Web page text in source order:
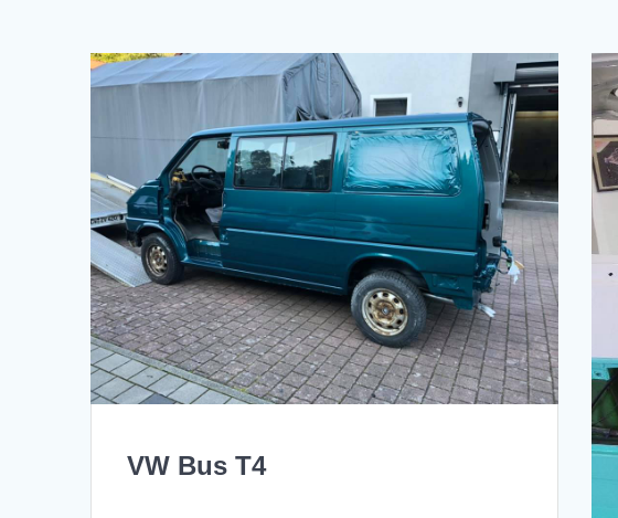
VW Bus T4